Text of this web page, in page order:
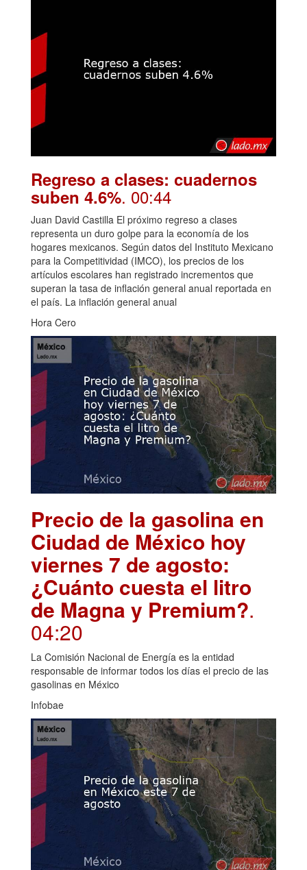
Regreso a clases: cuadernos
suben 4.6%. 00:44
Juan David Castilla El próximo regreso a clases
representa un duro golpe para la economía de los
hogares mexicanos. Según datos del Instituto Mexicano
para la Competitividad (IMCO), los precios de los
artículos escolares han registrado incrementos que
superan la tasa de inflación general anual reportada en
el país. La inflación general anual
Hora Cero
Precio de la gasolina en
Ciudad de México hoy
viernes 7 de agosto:
¿Cuánto cuesta el litro
de Magna y Premium?.
04:20
La Comisión Nacional de Energía es la entidad
responsable de informar todos los días el precio de las
gasolinas en México
Infobae